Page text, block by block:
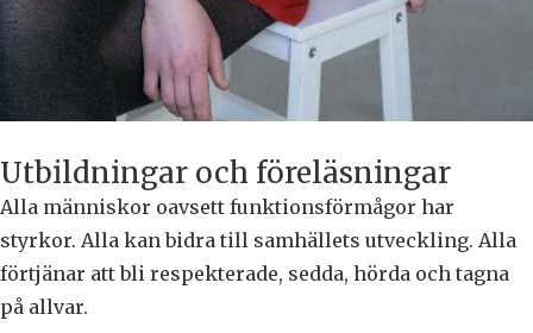
Utbildningar och föreläsningar
Alla människor oavsett funktionsförmågor har
styrkor. Alla kan bidra till samhällets utveckling. Alla
förtjänar att bli respekterade, sedda, hörda och tagna
på allvar.